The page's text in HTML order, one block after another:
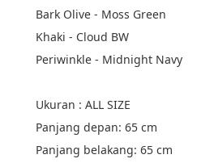
Bark Olive - Moss Green
Khaki - Cloud BW
Periwinkle - Midnight Navy
Ukuran : ALL SIZE
Panjang depan: 65 cm
Panjang belakang: 65 cm